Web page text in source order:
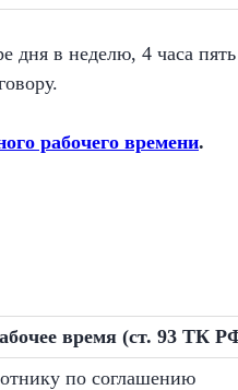
в неделю, 4 часа
рабочего времени.
время (ст. 93 ТК
по соглашению